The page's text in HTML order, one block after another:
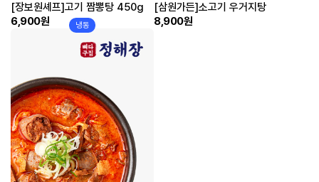
[장보원셰프]고기 짬뽕탕 450g
6,900원
[삼원가든]소고기 우거지탕
8,900원
냉동